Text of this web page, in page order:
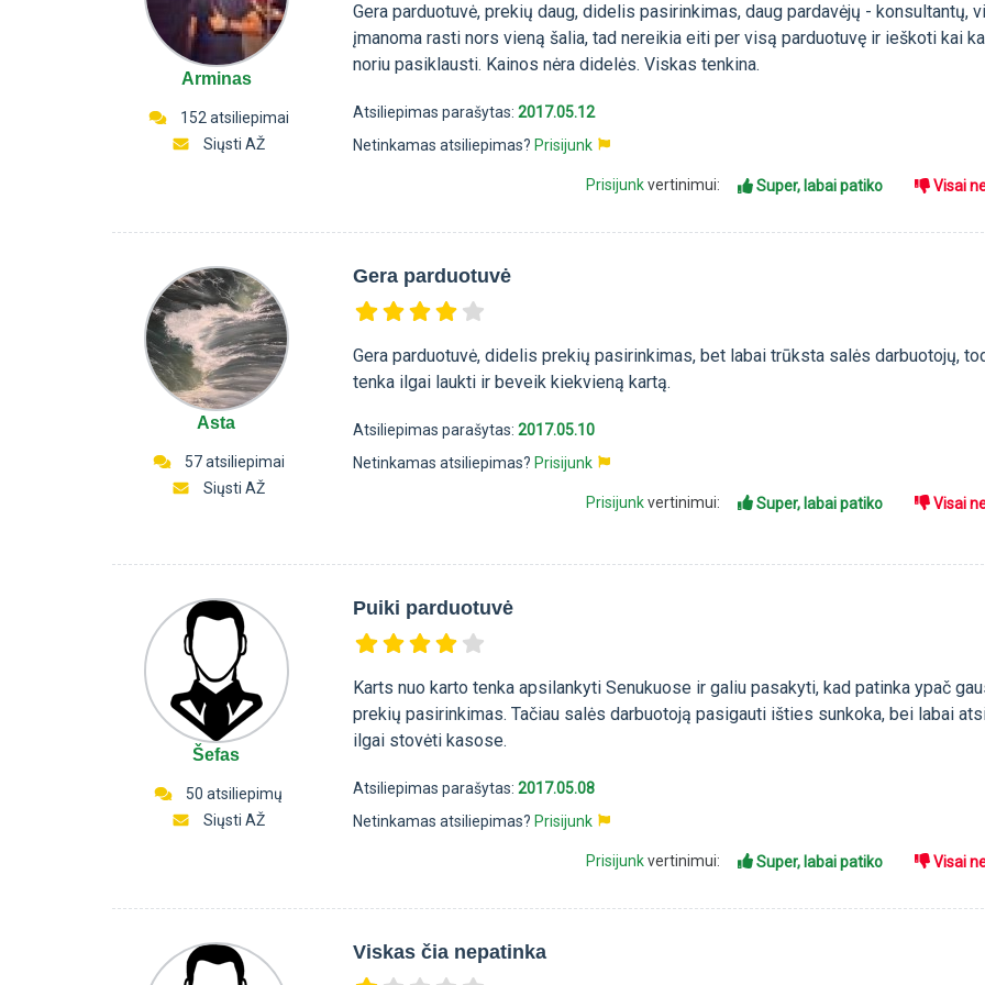
Arminas
152 atsiliepimai
Siųsti AŽ
Gera parduotuvė, prekių daug, didelis pasirinkimas, daug pardavėjų - konsultantų,
įmanoma rasti nors vieną šalia, tad nereikia eiti per visą parduotuvę ir ieškoti kai
noriu pasiklausti. Kainos nėra didelės. Viskas tenkina.
Atsiliepimas parašytas:2017.05.12
Netinkamas atsiliepimas? Prisijunk
Prisijunkvertinimui: Super, labai patiko Visai
Asta
57 atsiliepimai
Siųsti AŽ
Gera parduotuvė
Gera parduotuvė, didelis prekių pasirinkimas, bet labai trūksta salės darbuotojų,
tenka ilgai laukti ir beveik kiekvieną kartą.
Atsiliepimas parašytas:2017.05.10
Netinkamas atsiliepimas?Prisijunk
Prisijunkvertinimui: Super, labai patiko Visai
Šefas
50 atsiliepimų
Siųsti AŽ
Puiki parduotuvė
Karts nuo karto tenka apsilankyti Senukuose ir galiu pasakyti, kad patinka ypač
prekių pasirinkimas. Tačiau salės darbuotoją pasigauti išties sunkoka, bei labai
ilgai stovėti kasose.
Atsiliepimas parašytas:2017.05.08
Netinkamas atsiliepimas?Prisijunk
Prisijunkvertinimui: Super, labai patiko Visai
Viskas čia nepatinka